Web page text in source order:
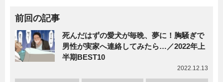
前回の記事
死んだはずの愛犬が毎晩、夢に！胸騒ぎで
男性が実家へ連絡してみたら…／2022年上
半期BEST10
2022.12.13